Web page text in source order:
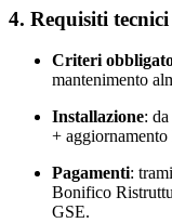
4. Requisiti
Criteri
mantenimento
Installazione:
+
Pagamenti:
Bonifico
GSE.